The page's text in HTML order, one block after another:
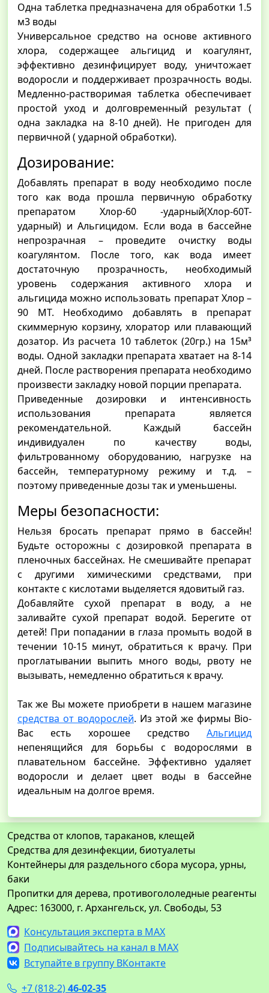
Одна таблетка предназначена для обработки 1.5
м3 воды
Универсальное средство на основе активного
хлора, содержащее альгицид и коагулянт,
эффективно дезинфицирует воду, уничтожает
водоросли и поддерживает прозрачность воды.
Медленно-растворимая таблетка обеспечивает
простой уход и долговременный результат (
одна закладка на 8-10 дней). Не пригоден для
первичной ( ударной обработки).
Дозирование:
Добавлять препарат в воду необходимо после
того как вода прошла первичную обработку
препаратом Хлор-60 -ударный(Хлор-60Т-
ударный) и Альгицидом. Если вода в бассейне
непрозрачная – проведите очистку воды
коагулянтом. После того, как вода имеет
достаточную прозрачность, необходимый
уровень содержания активного хлора и
альгицида можно использовать препарат Хлор –
90 МТ. Необходимо добавлять в препарат
скиммерную корзину, хлоратор или плавающий
дозатор. Из расчета 10 таблеток (20гр.) на 15м³
воды. Одной закладки препарата хватает на 8-14
дней. После растворения препарата необходимо
произвести закладку новой порции препарата.
Приведенные дозировки и интенсивность
использования препарата является
рекомендательной. Каждый бассейн
индивидуален по качеству воды,
фильтрованному оборудованию, нагрузке на
бассейн, температурному режиму и т.д. –
поэтому приведенные дозы так и уменьшены.
Меры безопасности:
Нельзя бросать препарат прямо в бассейн!
Будьте осторожны с дозировкой препарата в
пленочных бассейнах. Не смешивайте препарат
с другими химическими средствами, при
контакте с кислотами выделяется ядовитый газ.
Добавляйте сухой препарат в воду, а не
заливайте сухой препарат водой. Берегите от
детей! При попадании в глаза промыть водой в
течении 10-15 минут, обратиться к врачу. При
проглатывании выпить много воды, рвоту не
вызывать, немедленно обратиться к врачу.
Так же Вы можете приобрети в нашем магазине
средства от водорослей. Из этой же фирмы Bio-
Bac есть хорошее средство Альгицид
непенящийся для борьбы с водорослями в
плавательном бассейне. Эффективно удаляет
водоросли и делает цвет воды в бассейне
идеальным на долгое время.
Средства от клопов, тараканов, клещей
Средства для дезинфекции, биотуалеты
Контейнеры для раздельного сбора мусора, урны,
баки
Пропитки для дерева, противогололедные реагенты
Адрес: 163000, г. Архангельск, ул. Свободы, 53
Консультация эксперта в MAX
Подписывайтесь на канал в MAX
Вступайте в группу ВКонтакте
+7 (818-2)46-02-35